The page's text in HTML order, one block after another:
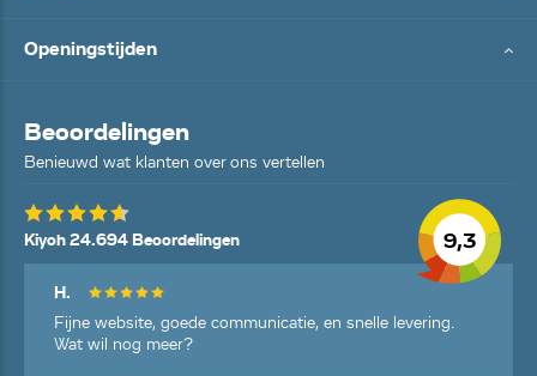
Openingstijden
Beoordelingen
Benieuwd wat klanten over ons vertellen
9,3
Kiyoh 24.694 Beoordelingen
H.
Fijne website, goede communicatie, en snelle levering.
Wat wil nog meer?